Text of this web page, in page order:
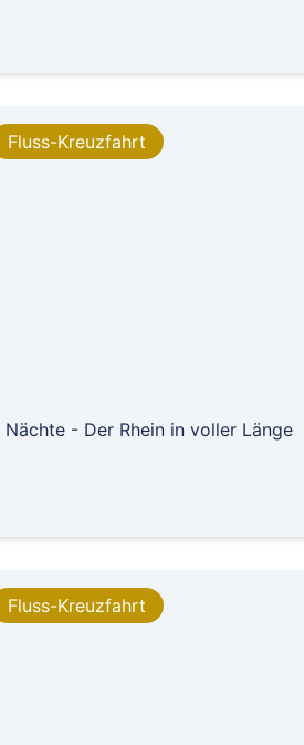
Fluss-Kreuzfahrt
Fluss-Kreuzfahrt